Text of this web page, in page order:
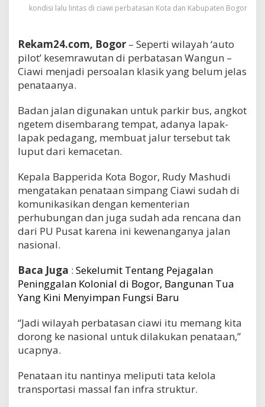
kondisi lalu lintas di ciawi perbatasan Kota dan Kabupaten Bogor
Rekam24.com, Bogor – Seperti wilayah ‘auto
pilot’ kesemrawutan di perbatasan Wangun –
Ciawi menjadi persoalan klasik yang belum jelas
penataanya.
Badan jalan digunakan untuk parkir bus, angkot
ngetem disembarang tempat, adanya lapak-
lapak pedagang, membuat jalur tersebut tak
luput dari kemacetan.
Kepala Bapperida Kota Bogor, Rudy Mashudi
mengatakan penataan simpang Ciawi sudah di
komunikasikan dengan kementerian
perhubungan dan juga sudah ada rencana dan
dari PU Pusat karena ini kewenanganya jalan
nasional.
Baca Juga : Sekelumit Tentang Pejagalan
Peninggalan Kolonial di Bogor, Bangunan Tua
Yang Kini Menyimpan Fungsi Baru
“Jadi wilayah perbatasan ciawi itu memang kita
dorong ke nasional untuk dilakukan penataan,”
ucapnya.
Penataan itu nantinya meliputi tata kelola
transportasi massal fan infra struktur.